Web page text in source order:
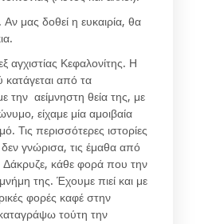
μας δοθεί η ευκαιρία, θα
αγχιστίας Κεφαλονίτης. Η
κατάγεται από τα
την αείμνηστη θεία της, με
είχαμε μία αμοιβαία
Τις περισσότερες ιστορίες
γνώρισα, τις έμαθα από
Δάκρυζε, κάθε φορά που την
της. Έχουμε πιεί και με
φορές καφέ στην
τούτη την